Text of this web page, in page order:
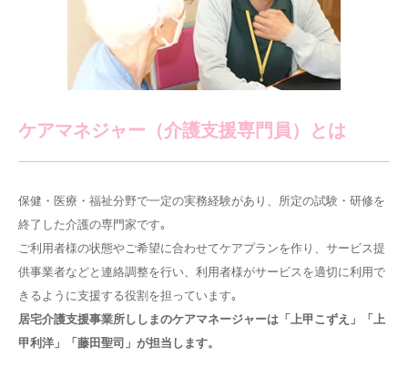
ケアマネジャー（介護支援専門員）とは
保健・医療・福祉分野で一定の実務経験があり、所定の試験・研修を
終了した介護の専門家です｡
ご利用者様の状態やご希望に合わせてケアプランを作り、サービス提
供事業者などと連絡調整を行い、利用者様がサービスを適切に利用で
きるように支援する役割を担っています｡
居宅介護支援事業所ししまのケアマネージャーは「上甲こずえ」「上
甲利洋」「藤田聖司」が担当します。